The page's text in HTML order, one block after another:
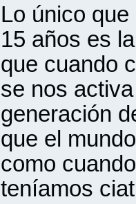
Lo único
15 años es
que cuando
se nos
generación
que el
como
teníamos